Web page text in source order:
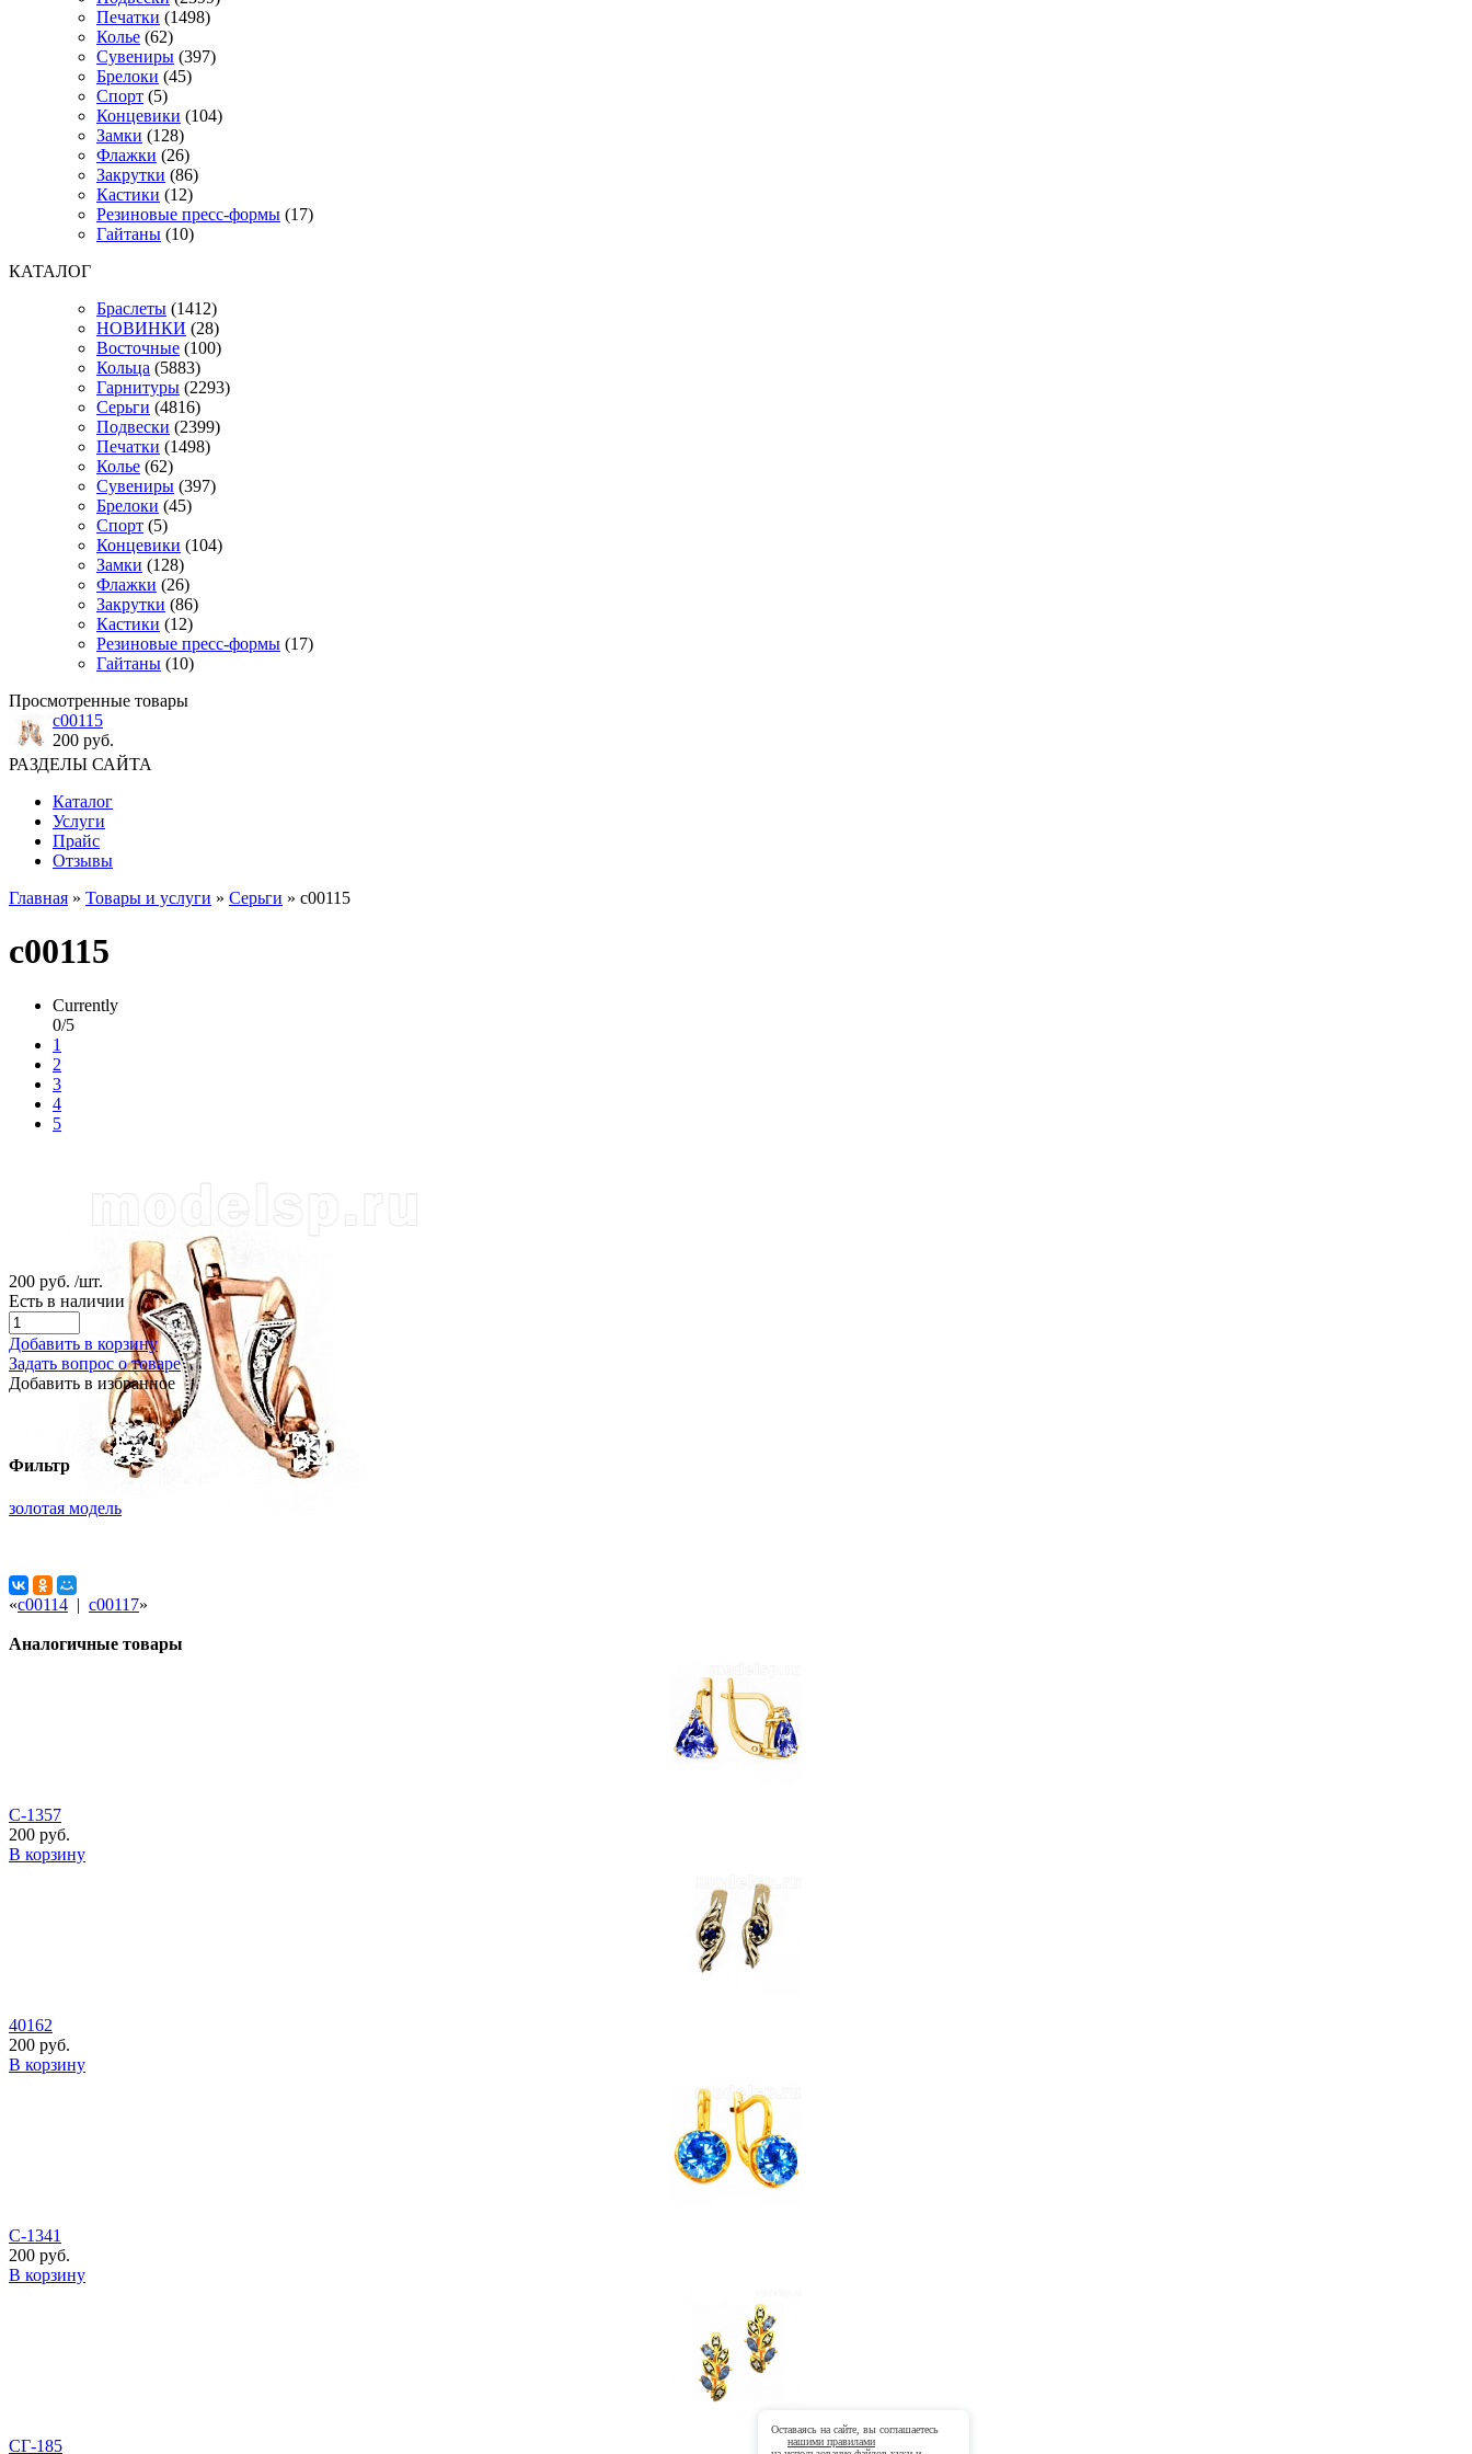
Печатки (1498)
Колье (62)
Сувениры (397)
Брелоки (45)
Спорт (5)
Концевики (104)
Замки (128)
Флажки (26)
Закрутки (86)
Кастики (12)
Резиновые пресс-формы (17)
Гайтаны (10)
КАТАЛОГ
Браслеты (1412)
НОВИНКИ (28)
Восточные (100)
Кольца (5883)
Гарнитуры (2293)
Серьги (4816)
Подвески (2399)
Печатки (1498)
Колье (62)
Сувениры (397)
Брелоки (45)
Спорт (5)
Концевики (104)
Замки (128)
Флажки (26)
Закрутки (86)
Кастики (12)
Резиновые пресс-формы (17)
Гайтаны (10)
Просмотренные товары
с00115
200 руб.
РАЗДЕЛЫ САЙТА
Каталог
Услуги
Прайс
Отзывы
Главная » Товары и услуги » Серьги » с00115
с00115
Currently
0/5
1
2
3
4
5
200 руб. /шт.
Есть в наличии
Добавить в корзину
Задать вопрос о товаре
Добавить в избранное
Фильтр
золотая модель
«с00114 | с00117»
Аналогичные товары
С-1357
200 руб.
В корзину
40162
200 руб.
В корзину
С-1341
200 руб.
В корзину
СГ-185
Оставаясь на сайте, вы соглашаетесь
нашими правилами